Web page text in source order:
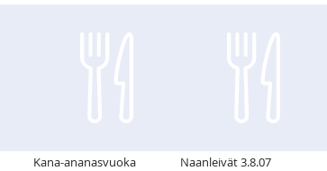
Kana-ananasvuoka Naanleivät 3.8.07